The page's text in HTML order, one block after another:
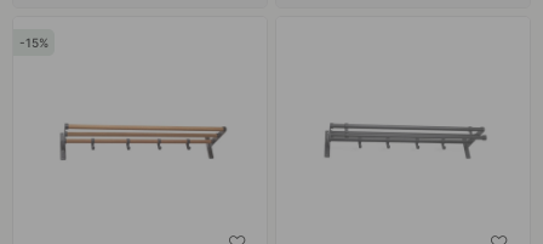
15